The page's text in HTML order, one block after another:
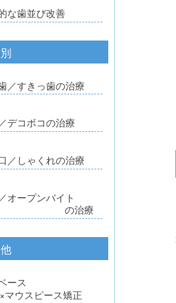
な歯並び改善
／すきっ歯の治療
デコボコの治療
／しゃくれの治療
オープンバイト
治療
ース
ピース矯正